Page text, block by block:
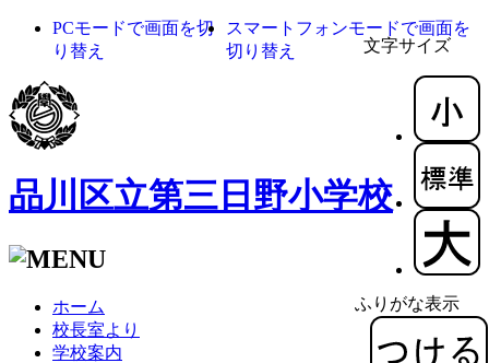
文字サイズ
ふりがな表示
PCモードで画面を切
り替え
スマートフォンモードで画面を
切り替え
品川区立第三日野小学校
ホーム
校長室より
学校案内